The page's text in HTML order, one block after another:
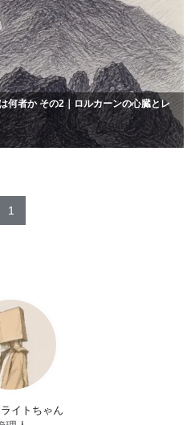
何者か その2｜ロルカーンの心臓とレ
1
イトちゃん